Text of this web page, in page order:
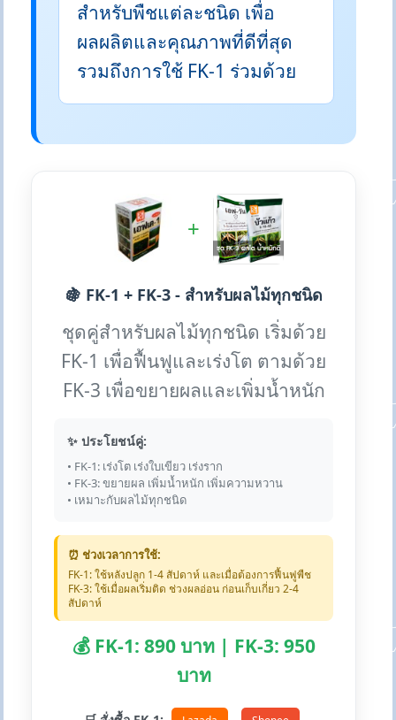
สำหรับพืชแต่ละชนิด เพื่อ
ผลผลิตและคุณภาพที่ดีที่สุด
รวมถึงการใช้ FK-1 ร่วมด้วย
+
🍇 FK-1 + FK-3 - สำหรับผลไม้ทุกชนิด
ชุดคู่สำหรับผลไม้ทุกชนิด เริ่มด้วย
FK-1 เพื่อฟื้นฟูและเร่งโต ตามด้วย
FK-3 เพื่อขยายผลและเพิ่มน้ำหนัก
✨ ประโยชน์คู่:
• FK-1: เร่งโต เร่งใบเขียว เร่งราก
• FK-3: ขยายผล เพิ่มน้ำหนัก เพิ่มความหวาน
• เหมาะกับผลไม้ทุกชนิด
⏰ ช่วงเวลาการใช้:
FK-1: ใช้หลังปลูก 1-4 สัปดาห์ และเมื่อต้องการฟื้นฟูพืช
FK-3: ใช้เมื่อผลเริ่มติด ช่วงผลอ่อน ก่อนเก็บเกี่ยว 2-4
สัปดาห์
💰 FK-1: 890 บาท | FK-3: 950
บาท